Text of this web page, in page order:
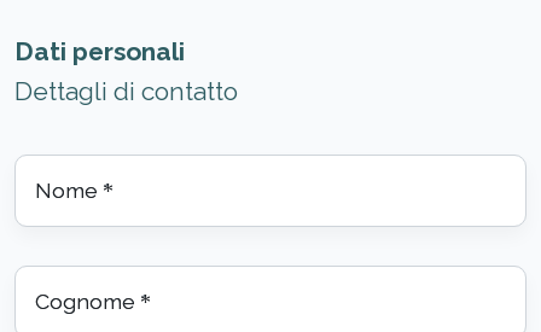
Dati personali
Dettagli di contatto
Nome *
Cognome *